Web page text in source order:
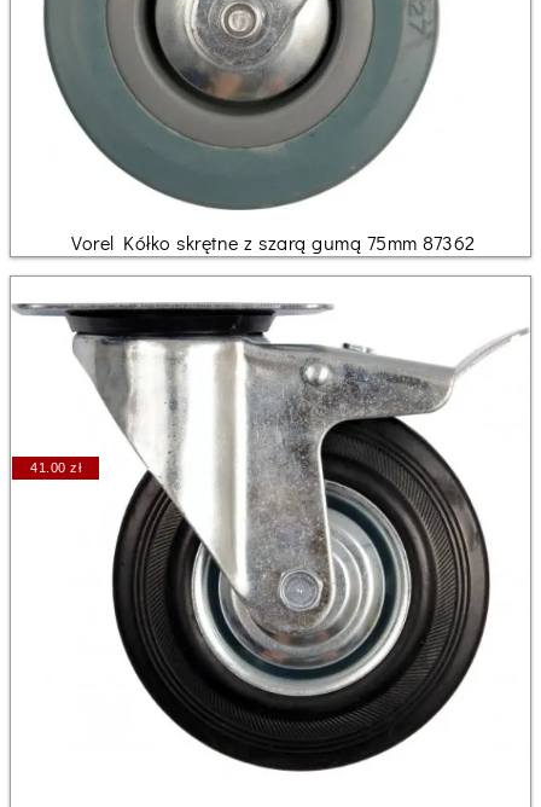
Vorel Kółko skrętne z szarą gumą 75mm 87362
41.00 zł